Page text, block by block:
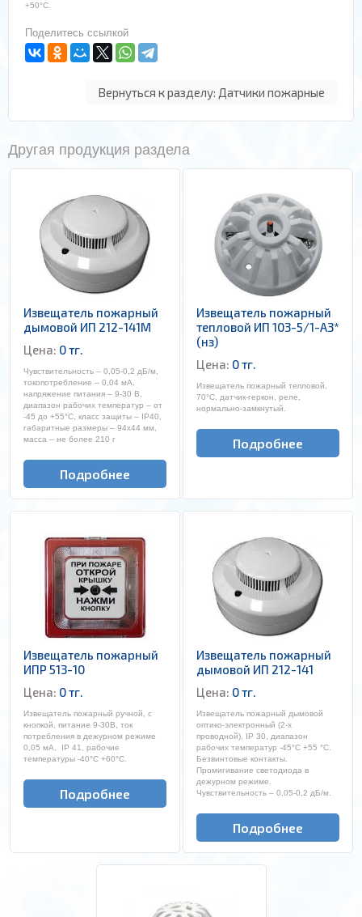
+50°С.
Поделитесь ссылкой
Вернуться к разделу: Датчики пожарные
Другая продукция раздела
Извещатель пожарный
дымовой ИП 212-141М
Цена: 0 тг.
Чувствительность – 0,05-0,2 дБ/м,
токопотребление – 0,04 мА,
напряжение питания – 9-30 В,
диапазон рабочих температур – от
-45 до +55°С, класс защиты – IP40,
габаритные размеры – 94х44 мм,
масса – не более 210 г
Подробнее
Извещатель пожарный
тепловой ИП 103-5/1-А3*
(нз)
Цена: 0 тг.
Извещатель пожарный тепловой,
70°С, датчик-геркон, реле,
нормально-замкнутый.
Подробнее
Извещатель пожарный
ИПР 513-10
Цена: 0 тг.
Извещатель пожарный ручной, с
кнопкой, питание 9-30В, ток
потребления в дежурном режиме
0,05 мА, IP 41, рабочие
температуры -40°C +60°C.
Подробнее
Извещатель пожарный
дымовой ИП 212-141
Цена: 0 тг.
Извещатель пожарный дымовой
оптико-электронный (2-х
проводной), IP 30, диапазон
рабочих температур -45°С +55 °С.
Безвинтовые контакты.
Промигивание светодиода в
дежурном режиме.
Чувствительность – 0,05-0,2 дБ/м.
Подробнее